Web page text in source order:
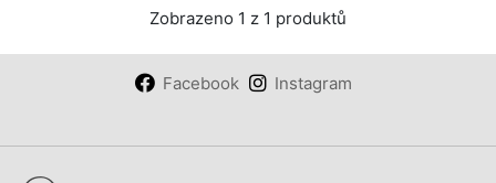
Zobrazeno 1 z 1 produktů
Facebook Instagram